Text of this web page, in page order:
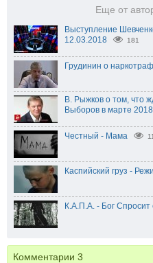
Еще от
Выступление
12.03.2018
181
Грудинин о
В. Рыжков о том, что
Выборов в марте
Честный - Мама
Каспийский груз -
К.А.П.А. - Бог Спросит
Комментарии 3